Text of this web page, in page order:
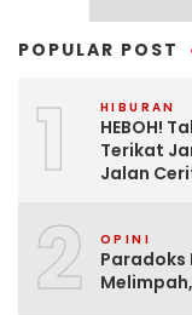
POPULAR POST
1 HIBURAN
HEBOH!
Terikat
Jalan
2 OPINI
Paradoks